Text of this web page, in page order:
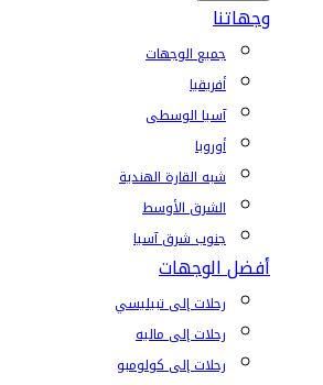
وجهاتنا
جميع الوجهات
أفريقيا
آسيا الوسطى
أوروبا
شبه القارة الهندية
الشرق الأوسط
جنوب شرق آسيا
أفضل الوجهات
رحلات إلى تبيليسي
رحلات إلى ماليه
رحلات إلى كولومبو